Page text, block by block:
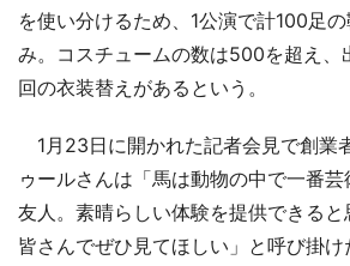
を使い分けるため、1公演で計100足
み。コスチュームの数は500を超え、
回の衣装替えがあるという。
1月23日に開かれた記者会見で創業
ゥールさんは「馬は動物の中で一番
友人。素晴らしい体験を提供できる
皆さんでぜひ見てほしい」と呼び掛け